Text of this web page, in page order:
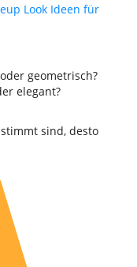
Look Ideen für
geometrisch?
elegant?
sind, desto